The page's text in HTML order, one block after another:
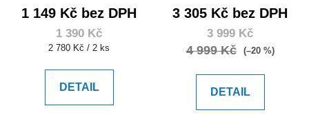
1 149 Kč bez DPH
1 390 Kč
Měrná
2 780 Kč / 2 ks
DETAIL
3 305 Kč bez DPH
3 999 Kč
4 999 Kč (–20 %)
DETAIL